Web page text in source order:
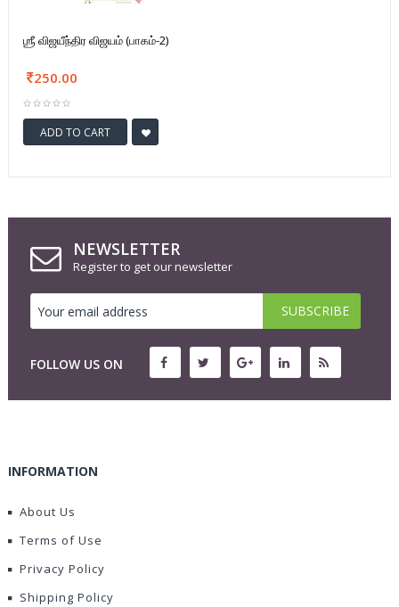
ஶ்ரீ விஜயீந்திர விஜயம் (பாகம்-2)
250.00
ADD TO CART
NEWSLETTER
Register to get our newsletter
FOLLOW US ON
INFORMATION
About Us
Terms of Use
Privacy Policy
Shipping Policy